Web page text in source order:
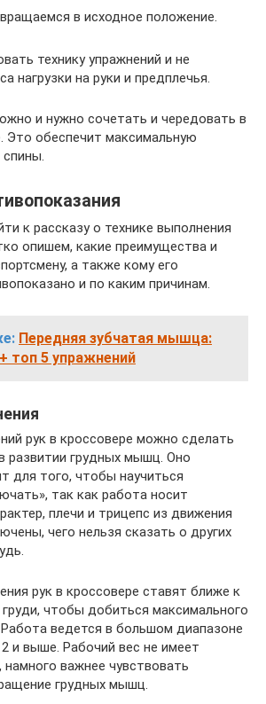
в исходное положение.
технику упражнений и не
нагрузки на руки и предплечья.
и нужно сочетать и чередовать в
Это обеспечит максимальную
к рассказу о технике выполнения
опишем, какие преимущества и
а также кому его
и по каким причинам.
Передняя зубчатая мышца:
топ 5 упражнений
рук в кроссовере можно сделать
развитии грудных мышц. Оно
для того, чтобы научиться
так как работа носит
плечи и трицепс из движения
чего нельзя сказать о других
рук в кроссовере ставят ближе к
чтобы добиться максимального
ведется в большом диапазоне
и выше. Рабочий вес не имеет
намного важнее чувствовать
грудных мышц.